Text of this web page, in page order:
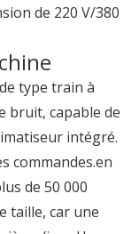
de 220 V/380
type train à
bruit, capable de
intégré.
commandes.en
de 50 000
taille, car une